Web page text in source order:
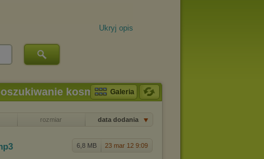
Ukryj opis
kosmicznego
Galeria
rozmiar data dodania
6,8 MB 23 mar 12 9:09